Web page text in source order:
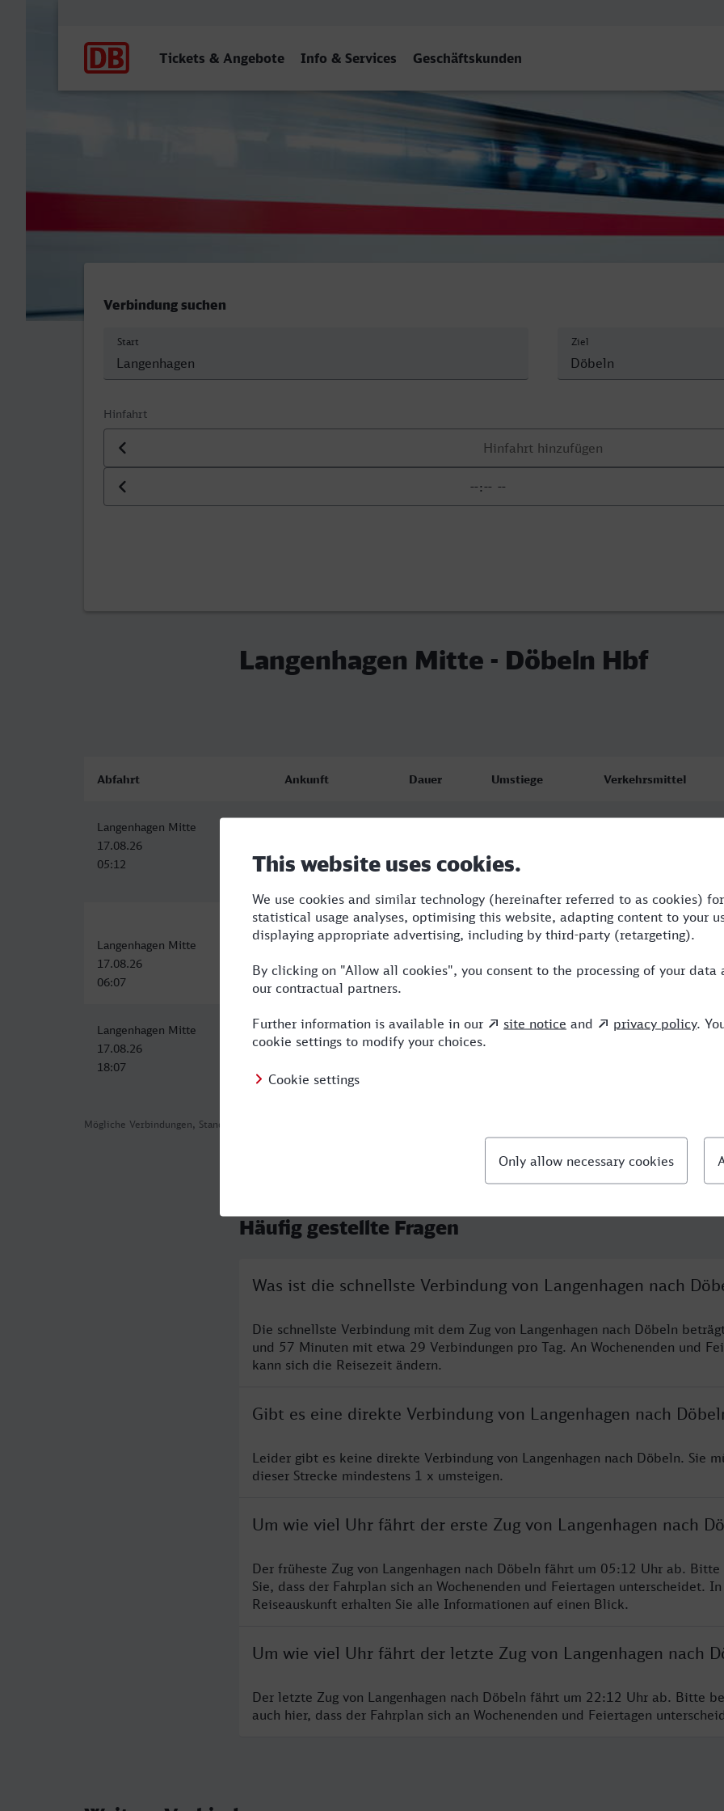
Tickets & Angebote Info & Services Geschäftskunden
Langenhagen Mitte - Döbeln Hbf
Verbindung suchen
Start Ziel
Hinfahrt
Datum der Hinfahrt
Uhrzeit der Hinfahrt
Langenhagen Mitte - Döbeln Hbf
Mögliche Verbindungen, Stand: 2026-08-03 03:52
Abfahrt Ankunft Dauer Umstiege Verkehrsmittel
Langenhagen Mitte
17.08.26
05:12
10:09
Langenhagen Mitte
17.08.26
06:07
Döbeln Hbf
17.08.26
11:53
RE,ICE,MRB
Langenhagen Mitte
17.08.26
18:07
Döbeln Hbf
17.08.26
5:02 4 RE,ICE,MRB
Häufig gestellte Fragen
Was ist die schnellste Verbindung von Langenhagen nach
Die schnellste Verbindung mit dem Zug von Langenhagen nach Döbeln
und 57 Minuten mit etwa 29 Verbindungen pro Tag. An Wochenenden und
kann sich die Reisezeit ändern.
Gibt es eine direkte Verbindung von Langenhagen nach
Leider gibt es keine direkte Verbindung von Langenhagen nach Döbeln. Sie
dieser Strecke mindestens 1 x umsteigen.
Um wie viel Uhr fährt der erste Zug von Langenhagen nach
Der früheste Zug von Langenhagen nach Döbeln fährt um 05:12 Uhr ab. Bitte
Sie, dass der Fahrplan sich an Wochenenden und Feiertagen unterscheidet.
Reiseauskunft erhalten Sie alle Informationen auf einen Blick.
Um wie viel Uhr fährt der letzte Zug von Langenhagen nach
Der letzte Zug von Langenhagen nach Döbeln fährt um 22:12 Uhr ab. Bitte
auch hier, dass der Fahrplan sich an Wochenenden und Feiertagen